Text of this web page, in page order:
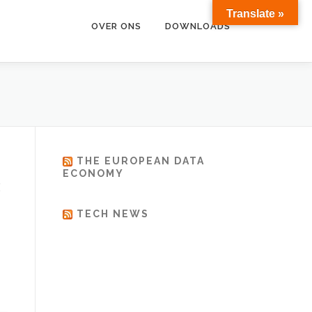
OVER ONS DOWNLOADS
THE EUROPEAN DATA
ECONOMY
TECH NEWS
Translate »